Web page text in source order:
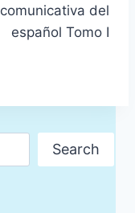
comunicativa del
español Tomo I
Search